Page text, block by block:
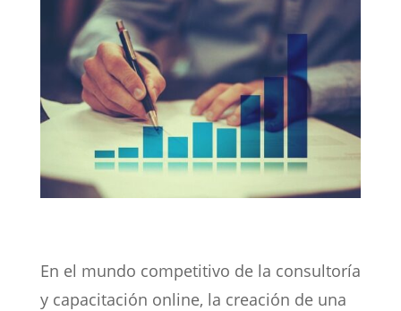
En el mundo competitivo de la consultoría
y capacitación online, la creación de una